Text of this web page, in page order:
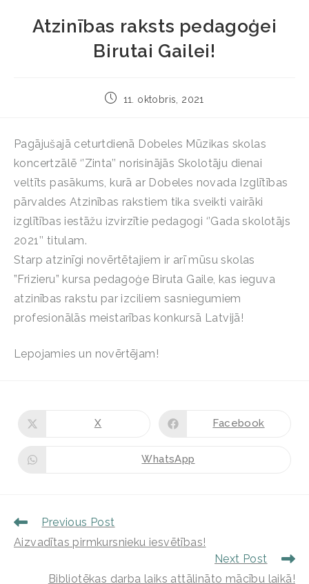
Atzinības raksts pedagoģei
Birutai Gailei!
11. oktobris, 2021
Pagājušajā ceturtdienā Dobeles Mūzikas skolas
koncertzālē ‘’Zinta’’ norisinājās Skolotāju dienai
veltīts pasākums, kurā ar Dobeles novada Izglītības
pārvaldes Atzinības rakstiem tika sveikti vairāki
izglītības iestāžu izvirzītie pedagogi ‘’Gada skolotājs
2021’’ titulam.
Starp atzinīgi novērtētajiem ir arī mūsu skolas
”Frizieru” kursa pedagoģe Biruta Gaile, kas ieguva
atzinības rakstu par izciliem sasniegumiem
profesionālās meistarības konkursā Latvijā!
Lepojamies un novērtējam!
X Facebook
WhatsApp
Previous Post
Aizvadītas pirmkursnieku iesvētības!
Next Post
Bibliotēkas darba laiks attālināto mācību laikā!